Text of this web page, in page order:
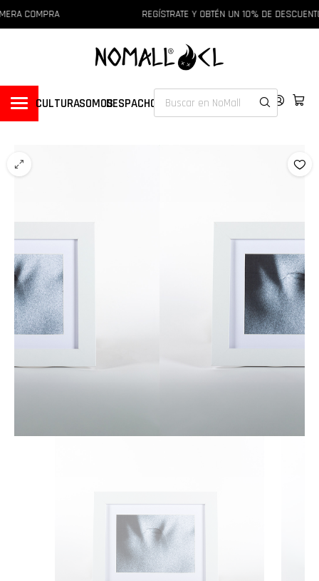
COMPRA REGÍSTRATE Y OBTÉN UN 10% DE
CULTURASOMOSDESPACHOS